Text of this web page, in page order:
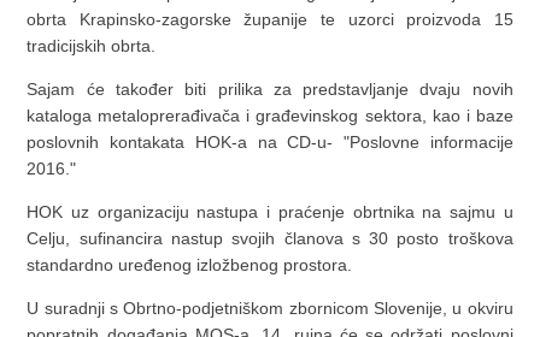
obrta Krapinsko-zagorske županije te uzorci proizvoda 15
tradicijskih obrta.
Sajam će također biti prilika za predstavljanje dvaju novih
kataloga metaloprerađivača i građevinskog sektora, kao i baze
poslovnih kontakata HOK-a na CD-u- "Poslovne informacije
2016."
HOK uz organizaciju nastupa i praćenje obrtnika na sajmu u
Celju, sufinancira nastup svojih članova s 30 posto troškova
standardno uređenog izložbenog prostora.
U suradnji s Obrtno-podjetniškom zbornicom Slovenije, u okviru